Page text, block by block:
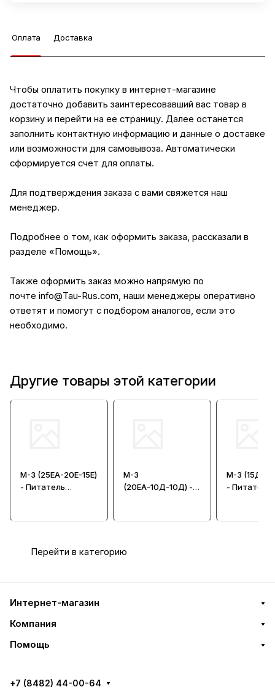
Оплата Доставка
Чтобы оплатить покупку в интернет-магазине
достаточно добавить заинтересовавший вас товар в
корзину и перейти на ее страницу. Далее останется
заполнить контактную информацию и данные о доставке
или возможности для самовывоза. Автоматически
сформируется счет для оплаты.
Для подтверждения заказа с вами свяжется наш
менеджер.
Подробнее о том, как оформить заказа, рассказали в
разделе «Помощь».
Также оформить заказ можно напрямую по
почте info@Tau-Rus.com, наши менеджеры оперативно
ответят и помогут с подбором аналогов, если это
необходимо.
Другие товары этой категории
М-3 (25ЕА-20Е-15Е)
- Питатель
М-3
(20ЕА-10Д-10Д) -
М-3 (15Д-
- Питатель
Перейти в категорию
Интернет-магазин
Компания
Помощь
+7 (8482) 44-00-64